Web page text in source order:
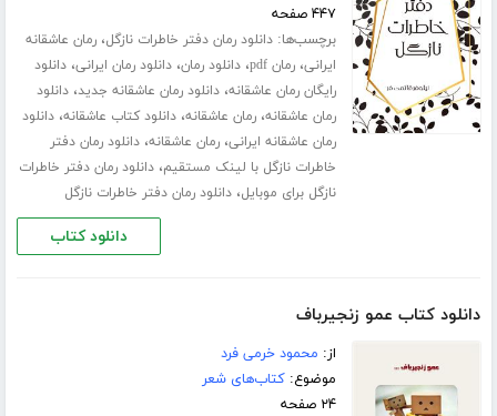
۴۴۷ صفحه
برچسب‌ها:دانلود رمان دفتر خاطرات نازگل،رمان عاشقانه
ایرانی،رمان pdf ،دانلود رمان،دانلود رمان ایرانی،دانلود
رایگان رمان عاشقانه،دانلود رمان عاشقانه جدید،دانلود
رمان عاشقانه،رمان عاشقانه،دانلود کتاب عاشقانه،دانلود
رمان عاشقانه ایرانی،رمان عاشقانه،دانلود رمان دفتر
خاطرات نازگل با لینک مستقیم،دانلود رمان دفتر خاطرات
نازگل برای موبایل،دانلود رمان دفتر خاطرات نازگل
دانلود کتاب
دانلود کتاب عمو زنجیرباف
از: محمود خرمی فرد
موضوع:کتاب‌های شعر
۲۴ صفحه